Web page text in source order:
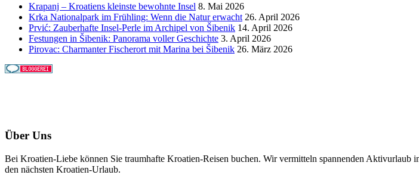
Krapanj – Kroatiens kleinste bewohnte Insel 8. Mai 2026
Krka Nationalpark im Frühling: Wenn die Natur erwacht 26. April 2026
Prvić: Zauberhafte Insel-Perle im Archipel von Šibenik 14. April 2026
Festungen in Šibenik: Panorama voller Geschichte 3. April 2026
Pirovac: Charmanter Fischerort mit Marina bei Šibenik 26. März 2026
Über Uns
Bei Kroatien-Liebe können Sie traumhafte Kroatien-Reisen buchen. Wir vermitteln spannenden
den nächsten Kroatien-Urlaub.